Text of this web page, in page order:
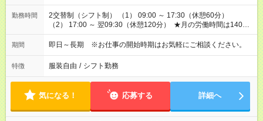
勤務時間
2交替制（シフト制） （1） 09:00 ～ 17:30（休憩60分）
（2） 17:00 ～ 翌09:30（休憩120分） ★月の労働時間は140～
150時間程度と少なめ。 ★週3～4日勤務なので、プライベート
の時間がたっぷり確保できます！
期間 即日～長期 ※お仕事の開始時期はお気軽にご相談ください。
特徴 服装自由 / シフト勤務
気になる！ 応募する 詳細へ